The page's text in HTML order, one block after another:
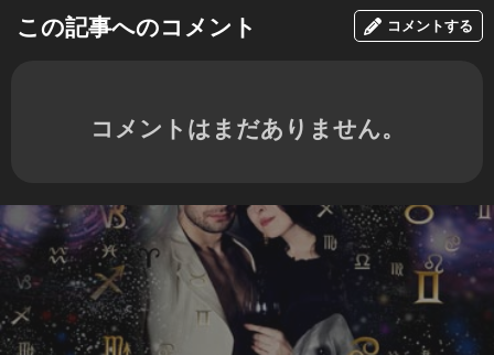
この記事へのコメント コメントする
コメントはまだありません。